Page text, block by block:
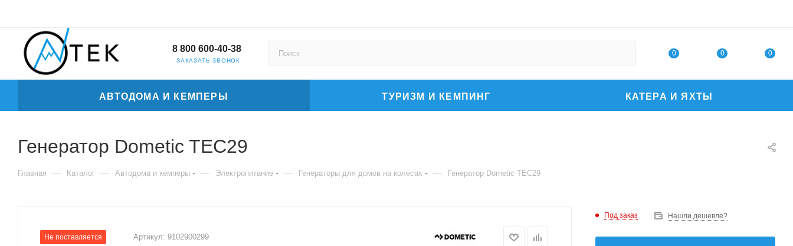
8 800 600-40-38
ЗАКАЗАТЬ ЗВОНОК
0 0 0
АВТОДОМА И КЕМПЕРЫ ТУРИЗМ И КЕМПИНГ КАТЕРА И ЯХТЫ
Генератор Dometic TEC29
Главная — Каталог — Автодома и кемперы — Электропитание — Генераторы для домов на колесах — Генератор Dometic TEC29
Не поставляется Артикул: 9102900299
Под заказ Нашли дешевле?